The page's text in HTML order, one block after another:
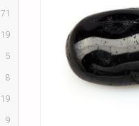
71
19
5
8
19
9